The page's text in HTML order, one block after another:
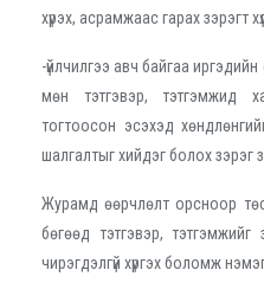
хүрэх, асрамжаас гарах зэрэгт
-үйлчилгээ авч байгаа
мөн тэтгэвэр, тэтгэмжид
тогтоосон эсэхэд
шалгалтыг хийдэг болох зэрэг
Журамд өөрчлөлт орсноор
бөгөөд тэтгэвэр, тэтгэмжийг
чирэгдэлгүй хүргэх боломж